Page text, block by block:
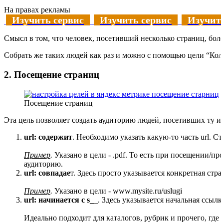
На правах рекламы
Изучить сервис Изучить сервис
Смысл в том, что человек, посетивший несколько страниц,
Собрать же таких людей как раз и можно с помощью цели
2. Посещение страниц
Посещение страниц
Эта цель позволяет создать аудиторию людей, посетивших
url: содержит. Необходимо указать какую-то часть url.
Пример. Указано в цели - .pdf. То есть при посещении/
аудиторию.
url: совпадает. Здесь просто указывается конкретная
Пример. Указано в цели - www.mysite.ru/uslugi
url: начинается с s_
_. Здесь указывается начальная
Идеально подходит для каталогов, рубрик и прочего,